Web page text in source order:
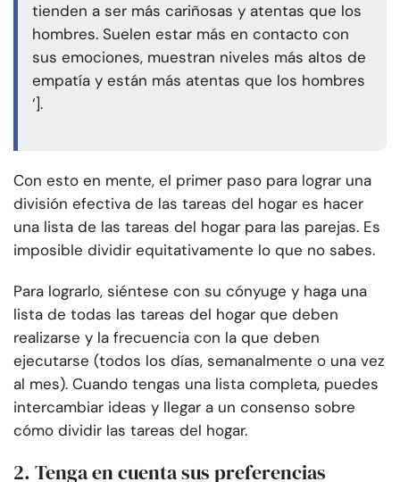
tienden a ser más cariñosas y atentas que los
hombres. Suelen estar más en contacto con
sus emociones, muestran niveles más altos de
empatía y están más atentas que los hombres
‘].
Con esto en mente, el primer paso para lograr una
división efectiva de las tareas del hogar es hacer
una lista de las tareas del hogar para las parejas. Es
imposible dividir equitativamente lo que no sabes.
Para lograrlo, siéntese con su cónyuge y haga una
lista de todas las tareas del hogar que deben
realizarse y la frecuencia con la que deben
ejecutarse (todos los días, semanalmente o una vez
al mes). Cuando tengas una lista completa, puedes
intercambiar ideas y llegar a un consenso sobre
cómo dividir las tareas del hogar.
2. Tenga en cuenta sus preferencias